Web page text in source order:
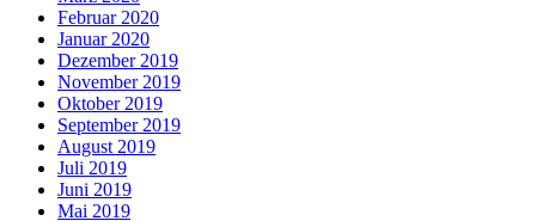
Februar 2020
Januar 2020
Dezember 2019
November 2019
Oktober 2019
September 2019
August 2019
Juli 2019
Juni 2019
Mai 2019